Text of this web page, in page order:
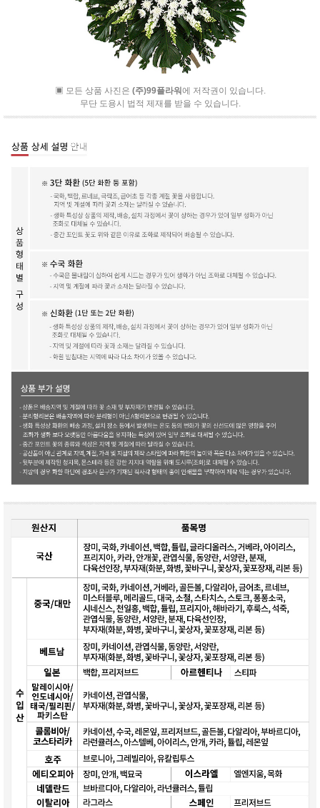
▣ 모든 상품 사진은 (주)99플라워에 저작권이 있습니다.
무단 도용시 법적 제재를 받을 수 있습니다.